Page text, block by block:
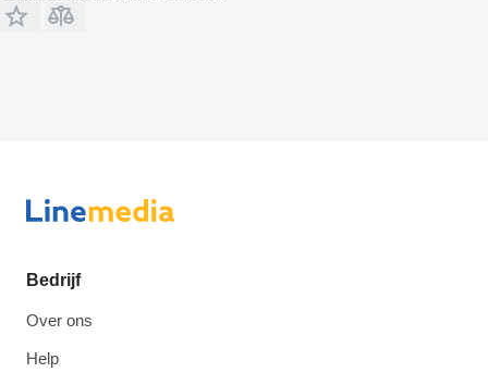
Bedrijf
Over ons
Help